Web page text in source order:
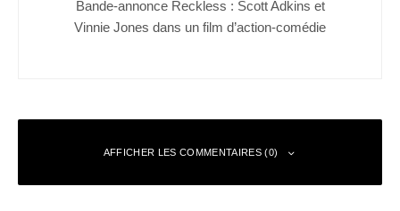
Bande-annonce Reckless : Scott Adkins et
Vinnie Jones dans un film d’action-comédie
AFFICHER LES COMMENTAIRES (0)